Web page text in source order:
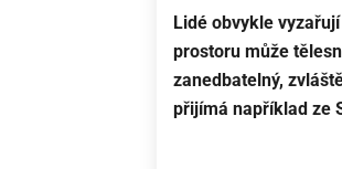
Lidé obvykle
prostoru může
zanedbatelný,
přijímá například ze